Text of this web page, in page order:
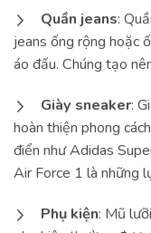
Quần jeans:
jeans ống rộng hoặc
áo đấu. Chúng tạo
Giày sneaker:
hoàn thiện phong
điển như Adidas
Air Force 1 là những
Phụ kiện: Mũ